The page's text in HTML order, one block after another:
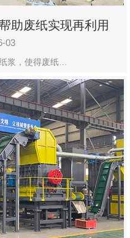
助废纸实现再利用
03
浆，使得废纸…